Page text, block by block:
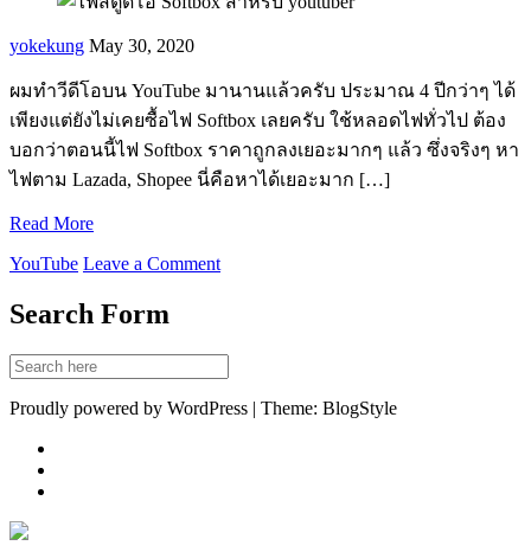
yokekung May 30, 2020
ผมทำวีดีโอบน YouTube มานานแล้วครับ ประมาณ 4 ปีกว่าๆ ได้
เพียงแต่ยังไม่เคยซื้อไฟ Softbox เลยครับ ใช้หลอดไฟทั่วไป ต้อง
บอกว่าตอนนี้ไฟ Softbox ราคาถูกลงเยอะมากๆ แล้ว ซึ่งจริงๆ หา
ไฟตาม Lazada, Shopee นี่คือหาได้เยอะมาก […]
Read More
YouTube Leave a Comment
Search Form
Proudly powered by WordPress | Theme: BlogStyle